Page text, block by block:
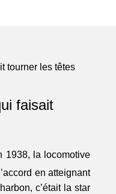
faisait
1938, la locomotive
en atteignant
c’était la star